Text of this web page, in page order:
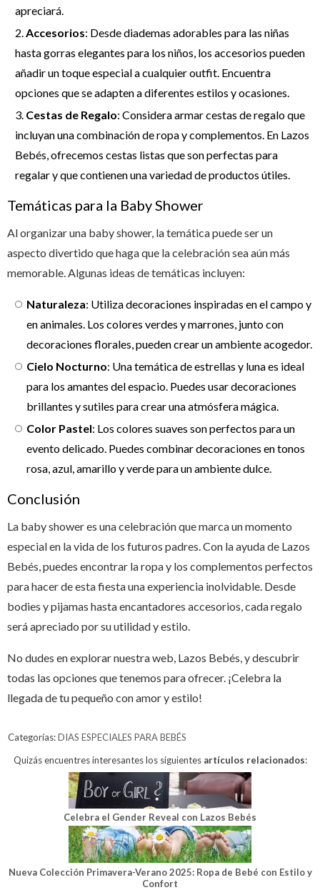
apreciará.
Accesorios: Desde diademas adorables para las niñas
hasta gorras elegantes para los niños, los accesorios pueden
añadir un toque especial a cualquier outfit. Encuentra
opciones que se adapten a diferentes estilos y ocasiones.
Cestas de Regalo: Considera armar cestas de regalo que
incluyan una combinación de ropa y complementos. En Lazos
Bebés, ofrecemos cestas listas que son perfectas para
regalar y que contienen una variedad de productos útiles.
Temáticas para la Baby Shower
Al organizar una baby shower, la temática puede ser un
aspecto divertido que haga que la celebración sea aún más
memorable. Algunas ideas de temáticas incluyen:
Naturaleza: Utiliza decoraciones inspiradas en el campo y
en animales. Los colores verdes y marrones, junto con
decoraciones florales, pueden crear un ambiente acogedor.
Cielo Nocturno: Una temática de estrellas y luna es ideal
para los amantes del espacio. Puedes usar decoraciones
brillantes y sutiles para crear una atmósfera mágica.
Color Pastel: Los colores suaves son perfectos para un
evento delicado. Puedes combinar decoraciones en tonos
rosa, azul, amarillo y verde para un ambiente dulce.
Conclusión
La baby shower es una celebración que marca un momento
especial en la vida de los futuros padres. Con la ayuda de Lazos
Bebés, puedes encontrar la ropa y los complementos perfectos
para hacer de esta fiesta una experiencia inolvidable. Desde
bodies y pijamas hasta encantadores accesorios, cada regalo
será apreciado por su utilidad y estilo.
No dudes en explorar nuestra web, Lazos Bebés, y descubrir
todas las opciones que tenemos para ofrecer. ¡Celebra la
llegada de tu pequeño con amor y estilo!
Categorías:DIAS ESPECIALES PARA BEBÉS
Quizás encuentres interesantes los siguientes artículos relacionados:
Celebra el Gender Reveal con Lazos Bebés
Nueva Colección Primavera-Verano 2025: Ropa de Bebé con Estilo y
Confort